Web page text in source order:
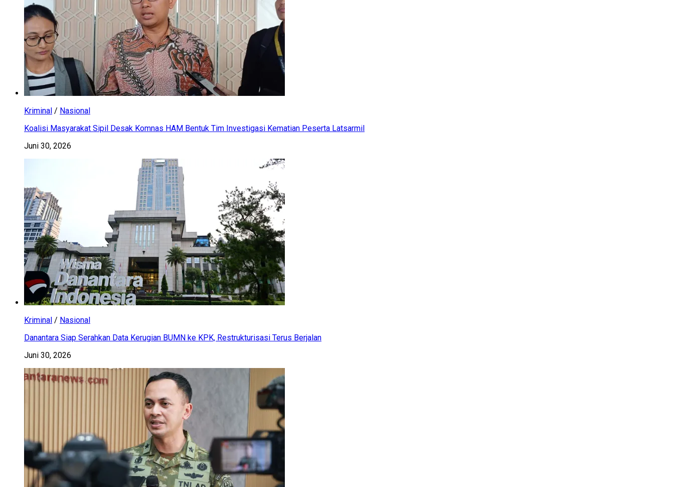
Kriminal / Nasional
Koalisi Masyarakat Sipil Desak Komnas HAM Bentuk Tim Investigasi Kematian Peserta Latsarmil
Juni 30, 2026
Kriminal / Nasional
Danantara Siap Serahkan Data Kerugian BUMN ke KPK, Restrukturisasi Terus Berjalan
Juni 30, 2026